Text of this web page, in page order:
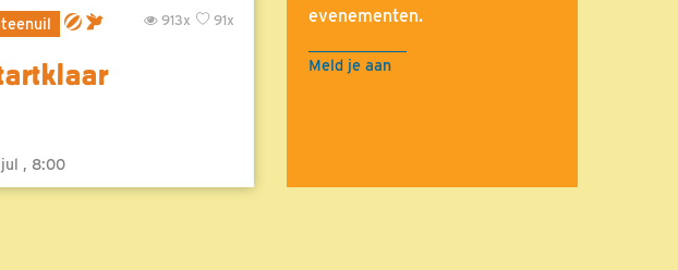
91x
913x
, 8:00
evenementen.
Meld je aan